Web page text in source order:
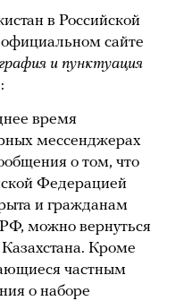
в Российской
сайте
и пунктуация
время
мессенджерах
о том, что
Федерацией
и гражданам
можно вернуться
Кроме
частным
о наборе